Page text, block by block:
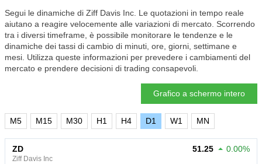
Segui le dinamiche di Ziff Davis Inc. Le quotazioni in tempo reale
aiutano a reagire velocemente alle variazioni di mercato. Scorrendo
tra i diversi timeframe, è possibile monitorare le tendenze e le
dinamiche dei tassi di cambio di minuti, ore, giorni, settimane e
mesi. Utilizza queste informazioni per prevedere i cambiamenti del
mercato e prendere decisioni di trading consapevoli.
Grafico a schermo intero
M5 M15 M30 H1 H4 D1 W1 MN
ZD
Ziff Davis Inc
51.25 0.00%